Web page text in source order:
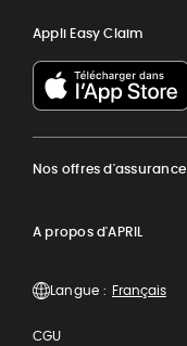
Appli Easy Claim
Nos offres d'assurance
A propos d'APRIL
Langue :
CGU